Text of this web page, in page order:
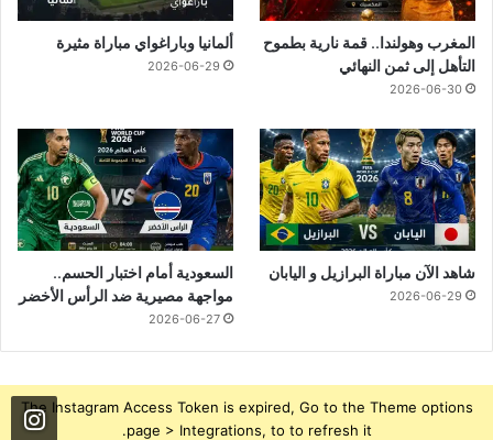
المغرب وهولندا.. قمة نارية بطموح
التأهل إلى ثمن النهائي
2026-06-30
ألمانيا وباراغواي مباراة مثيرة
2026-06-29
شاهد الآن مباراة البرازيل و اليابان
2026-06-29
السعودية أمام اختبار الحسم..
مواجهة مصيرية ضد الرأس الأخضر
2026-06-27
The Instagram Access Token is expired, Go to the Theme options
page > Integrations, to to refresh it.